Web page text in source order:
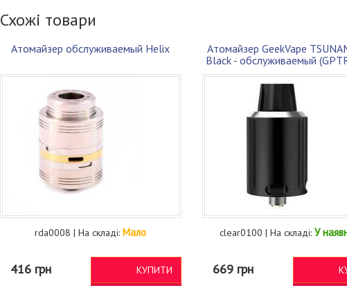
Схожі товари
Атомайзер обслуживаемый Helix
rda0008 | На складі: Мало
416 грн КУПИТИ
Атомайзер GeekVape
Black - обслуживаемый
clear0100 | На складі: У
669 грн